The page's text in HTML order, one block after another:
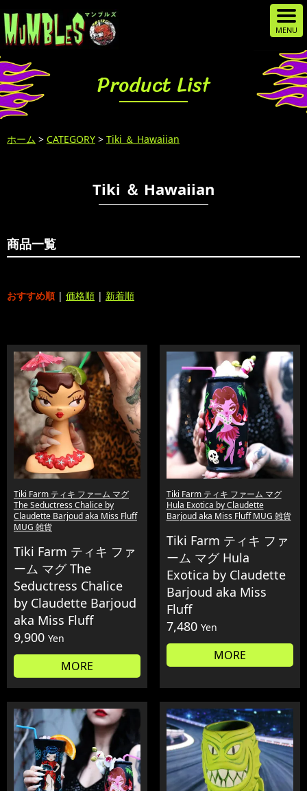
Product List
ホーム > CATEGORY > Tiki ＆ Hawaiian
Tiki ＆ Hawaiian
商品一覧
おすすめ順 | 価格順 | 新着順
Tiki Farm ティキ ファーム マグ
The Seductress Chalice by
Claudette Barjoud aka Miss Fluff
MUG 雑貨
Tiki Farm ティキ ファ
ーム マグ The
Seductress Chalice
by Claudette Barjoud
aka Miss Fluff
9,900 Yen
MORE
Tiki Farm ティキ ファーム マグ
Hula Exotica by Claudette
Barjoud aka Miss Fluff MUG 雑貨
Tiki Farm ティキ ファ
ーム マグ Hula
Exotica by Claudette
Barjoud aka Miss
Fluff
7,480 Yen
MORE